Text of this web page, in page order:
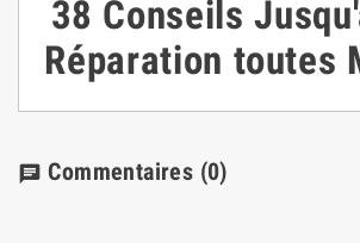
38 Conseils
Réparation toutes
chat Commentaires (0)